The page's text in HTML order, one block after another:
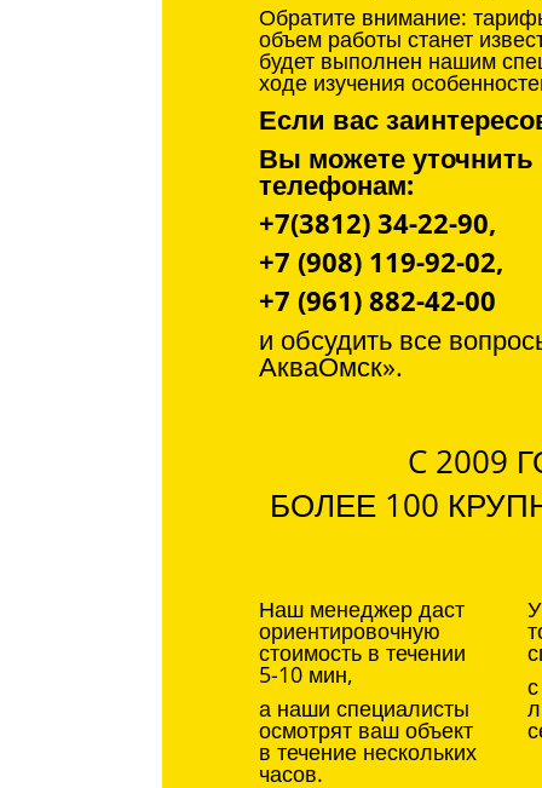
Обратите внимание:
объем работы станет
будет выполнен нашим
ходе изучения
Если вас
Вы можете
телефонам:
+7(3812) 34-22-90,
+7 (908) 119-92-02,
+7 (961) 882-42-00
и обсудить все
АкваОмск».
C 2009
БОЛЕЕ 100
Наш менеджер даст
ориентировочную
стоимость в течении
5-10 мин,
а наши специалисты
осмотрят ваш объект
в течение нескольких
часов.